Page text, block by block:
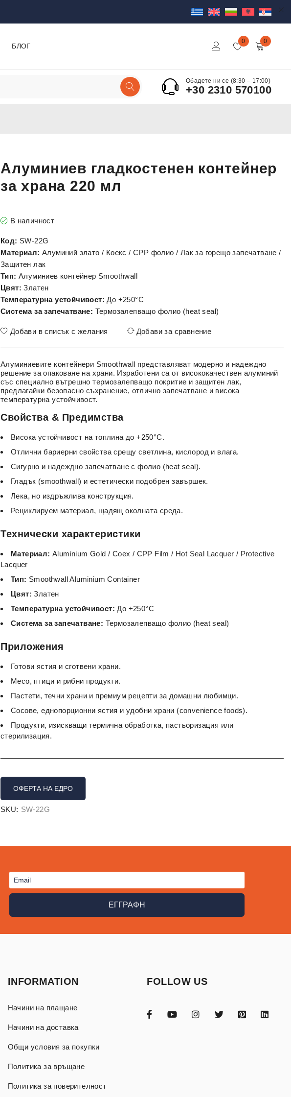
БЛОГ
0 0
Обадете ни се (8:30 – 17:00)
+30 2310 570100
Алуминиев гладкостенен контейнер
за храна 220 мл
В наличност
Код: SW-22G
Материал: Алуминий злато / Коекс / CPP фолио / Лак за горещо запечатване /
Защитен лак
Тип: Алуминиев контейнер Smoothwall
Цвят: Златен
Температурна устойчивост: До +250°C
Система за запечатване: Термозалепващо фолио (heat seal)
Добави в списък с желания Добави за сравнение
Алуминиевите контейнери Smoothwall представляват модерно и надеждно
решение за опаковане на храни. Изработени са от висококачествен алуминий
със специално вътрешно термозалепващо покритие и защитен лак,
предлагайки безопасно съхранение, отлично запечатване и висока
температурна устойчивост.
Свойства & Предимства
Висока устойчивост на топлина до +250°C.
Отлични бариерни свойства срещу светлина, кислород и влага.
Сигурно и надеждно запечатване с фолио (heat seal).
Гладък (smoothwall) и естетически подобрен завършек.
Лека, но издръжлива конструкция.
Рециклируем материал, щадящ околната среда.
Технически характеристики
Материал: Aluminium Gold / Coex / CPP Film / Hot Seal Lacquer / Protective
Lacquer
Тип: Smoothwall Aluminium Container
Цвят: Златен
Температурна устойчивост: До +250°C
Система за запечатване: Термозалепващо фолио (heat seal)
Приложения
Готови ястия и сготвени храни.
Месо, птици и рибни продукти.
Пастети, течни храни и премиум рецепти за домашни любимци.
Сосове, еднопорционни ястия и удобни храни (convenience foods).
Продукти, изискващи термична обработка, пастьоризация или
стерилизация.
ОФЕРТА НА ЕДРО
SKU: SW-22G
ΕΓΓΡΑΦΗ
INFORMATION
Начини на плащане
Начини на доставка
Общи условия за покупки
Политика за връщане
Политика за поверителност
FOLLOW US